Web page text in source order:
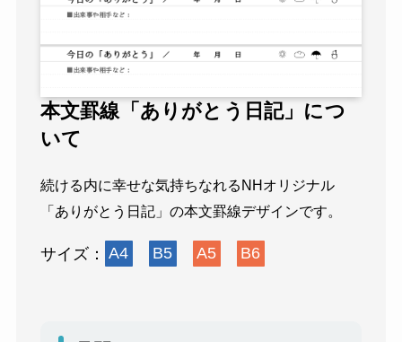
本文罫線「ありがとう日記」につ
いて
続ける内に幸せな気持ちなれるNHオリジナル
「ありがとう日記」の本文罫線デザインです。
サイズ： A4 B5 A5 B6